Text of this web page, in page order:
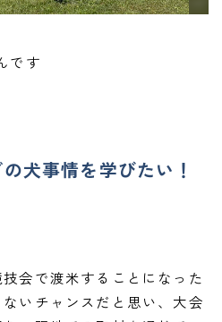
です
犬事情を学びたい！
会で渡米することになった
いチャンスだと思い、大会